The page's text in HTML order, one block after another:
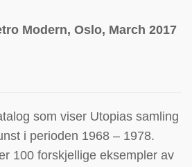
Modern, Oslo, March 2017
som viser Utopias samling
i perioden 1968 – 1978.
100 forskjellige eksempler av